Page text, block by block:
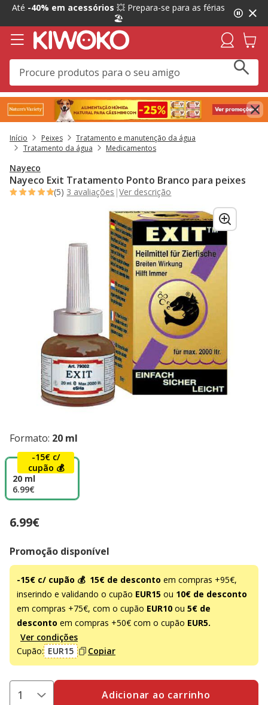
2
3,
mensagem,
Até -40% em acessórios 💥 Prepara-se para as férias
🏖️
Início Peixes
Tratamento e manutenção da água
Tratamento da água
Medicamentos
Nayeco
Nayeco Exit Tratamento Ponto Branco para peixes
(5) 3 avaliações |Ver descrição
Formato: 20 ml
20 ml
-15€ c/
cupão 💰
6.99€
Promoção disponível
-15€ c/ cupão 💰 15€ de desconto em compras +95€,
inserindo e validando o cupão EUR15 ou 10€ de desconto
em compras +75€, com o cupão EUR10 ou 5€ de
desconto em compras +50€ com o cupão EUR5.
Ver condições
Cupão: EUR15 Copiar
Preço 6.99€
6.99€
Adicionar ao carrinho